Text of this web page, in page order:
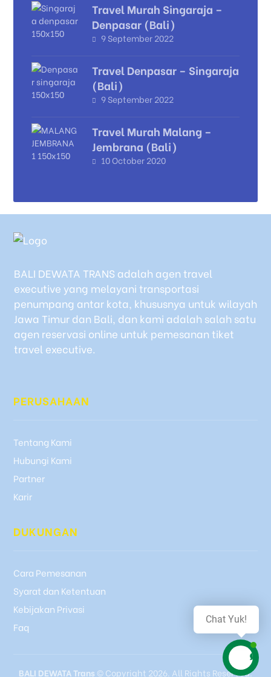
Travel Murah Singaraja –
Denpasar (Bali)
9 September 2022
Travel Denpasar – Singaraja
(Bali)
9 September 2022
Travel Murah Malang –
Jembrana (Bali)
10 October 2020
BALI DEWATA TRANS adalah agen travel
executive yang melayani transportasi
penumpang antar kota, khususnya untuk wilayah
Jawa Timur dan Bali, dan kami adalah salah satu
agen reservasi online untuk pemesanan tiket
travel executive.
PERUSAHAAN
Tentang Kami
Hubungi Kami
Partner
Karir
DUKUNGAN
Cara Pemesanan
Syarat dan Ketentuan
Kebijakan Privasi
Faq
BALI DEWATA Trans © Copyright 2026. All Rights Reserved.
Chat Yuk!